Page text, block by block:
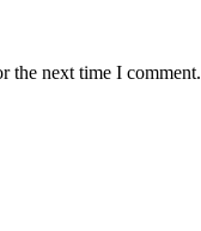
the next time I comment.